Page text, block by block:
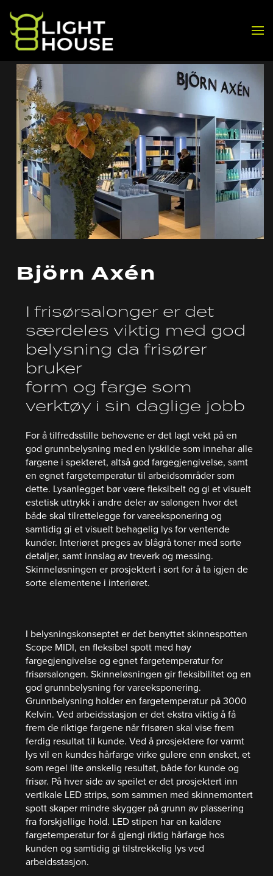
Skip to main content
Björn Axén
I frisørsalonger er det
særdeles viktig med god
belysning da frisører
bruker
form og farge som
verktøy i sin daglige jobb
For å tilfredsstille behovene er det lagt vekt på en
god grunnbelysning med en lyskilde som innehar alle
fargene i spekteret, altså god fargegjengivelse, samt
en egnet fargetemperatur til arbeidsområder som
dette. Lysanlegget bør være fleksibelt og gi et visuelt
estetisk uttrykk i andre deler av salongen hvor det
både skal tilrettelegge for vareeksponering og
samtidig gi et visuelt behagelig lys for ventende
kunder. Interiøret preges av blågrå toner med sorte
detaljer, samt innslag av treverk og messing.
Skinneløsningen er prosjektert i sort for å ta igjen de
sorte elementene i interiøret.
I belysningskonseptet er det benyttet skinnespotten
Scope MIDI, en fleksibel spott med høy
fargegjengivelse og egnet fargetemperatur for
frisørsalongen. Skinneløsningen gir fleksibilitet og en
god grunnbelysning for vareeksponering.
Grunnbelysning holder en fargetemperatur på 3000
Kelvin. Ved arbeidsstasjon er det ekstra viktig å få
frem de riktige fargene når frisøren skal vise frem
ferdig resultat til kunde. Ved å prosjektere for varmt
lys vil en kundes hårfarge virke gulere enn ønsket, et
som regel lite ønskelig resultat, både for kunde og
frisør. På hver side av speilet er det prosjektert inn
vertikale LED strips, som sammen med skinnemontert
spott skaper mindre skygger på grunn av plassering
fra forskjellige hold. LED stipen har en kaldere
fargetemperatur for å gjengi riktig hårfarge hos
kunden og samtidig gi tilstrekkelig lys ved
arbeidsstasjon.